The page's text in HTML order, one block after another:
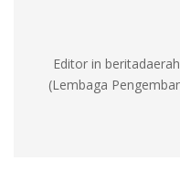
Editor in
(Lembaga